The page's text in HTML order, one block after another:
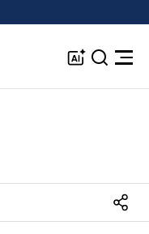
A
검
전
S
N